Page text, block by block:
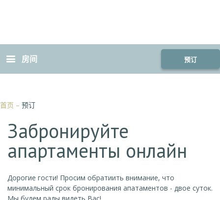
房间 预订
首页 – 预订
Забронируйте
апартаменты онлайн
Дорогие гости! Просим обратиить внимание, что
минимальный срок бронирования апатаментов - двое суток.